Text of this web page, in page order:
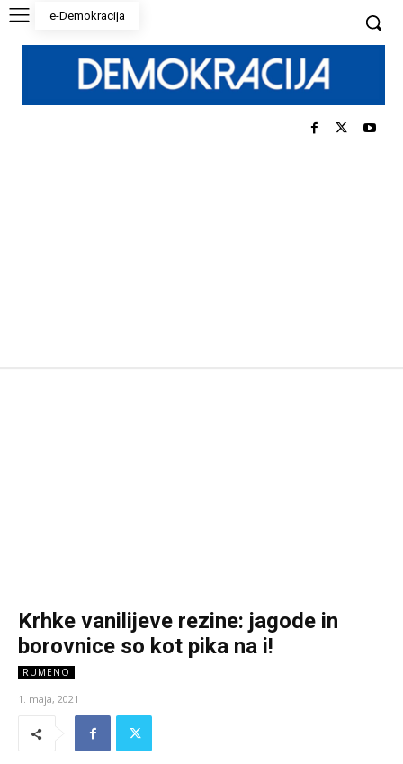
e-Demokracija
Krhke vanilijeve rezine: jagode in
borovnice so kot pika na i!
RUMENO
1. maja, 2021